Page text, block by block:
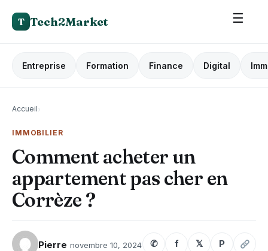
T Tech2Market ☰
Entreprise Formation Finance Digital
Accueil›
IMMOBILIER
Comment acheter un
appartement pas cher en
Corrèze ?
Pierre novembre 10, 2024 ✆ f 𝕏 P